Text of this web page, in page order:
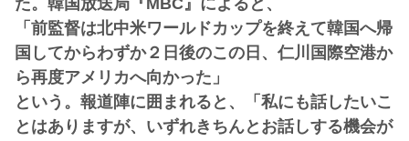
た。韓国放送局『MBC』によると、
「前監督は北中米ワールドカップを終えて韓国へ帰
国してからわずか２日後のこの日、仁川国際空港か
ら再度アメリカへ向かった」
という。報道陣に囲まれると、「私にも話したいこ
とはありますが、いずれきちんとお話しする機会が